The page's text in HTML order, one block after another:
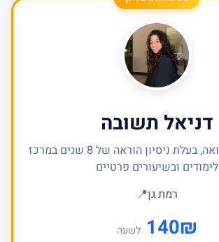
דניאל תשובה
סטודנטית לרפואה, בעלת ניסיון הוראה של 8 שנים במרכז
לימודים ובשיעורים פרטיים
רמת גן📍
₪
140 לשעה